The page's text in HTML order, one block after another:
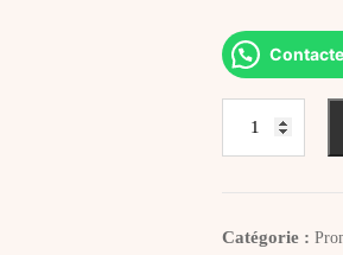
Catégorie :